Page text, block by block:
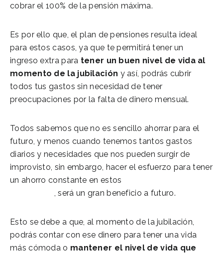
cobrar el 100% de la pensión máxima.
Es por ello que, el plan de pensiones resulta ideal
para estos casos, ya que te permitirá tener un
ingreso extra para tener un buen nivel de vida al
momento de la jubilación y así, podrás cubrir
todos tus gastos sin necesidad de tener
preocupaciones por la falta de dinero mensual.
Todos sabemos que no es sencillo ahorrar para el
futuro, y menos cuando tenemos tantos gastos
diarios y necesidades que nos pueden surgir de
improvisto, sin embargo, hacer el esfuerzo para tener
un ahorro constante en estos
, será un gran beneficio a futuro.
Esto se debe a que, al momento de la jubilación,
podrás contar con ese dinero para tener una vida
más cómoda o mantener el nivel de vida que